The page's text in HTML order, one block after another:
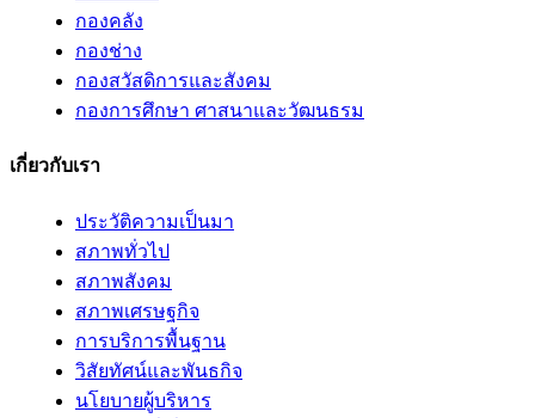
กองคลัง
กองช่าง
กองสวัสดิการและสังคม
กองการศึกษา ศาสนาและวัฒนธรม
เกี่ยวกับเรา
ประวัติความเป็นมา
สภาพทั่วไป
สภาพสังคม
สภาพเศรษฐกิจ
การบริการพื้นฐาน
วิสัยทัศน์และพันธกิจ
นโยบายผู้บริหาร